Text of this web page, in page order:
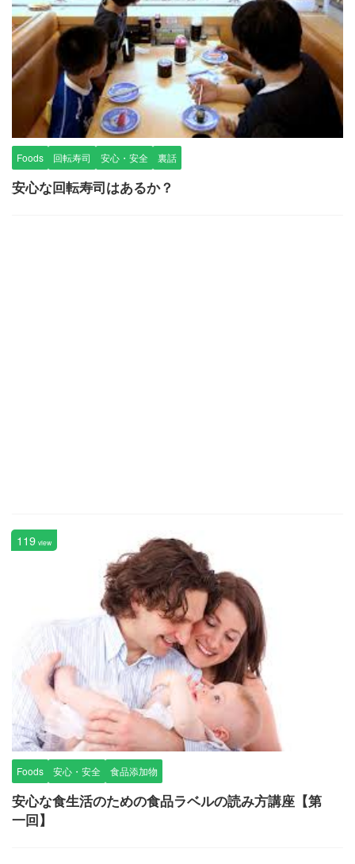
Foods 回転寿司 安心・安全 裏話
安心な回転寿司はあるか？
119 view
Foods 安心・安全 食品添加物
安心な食生活のための食品ラベルの読み方講座【第
一回】